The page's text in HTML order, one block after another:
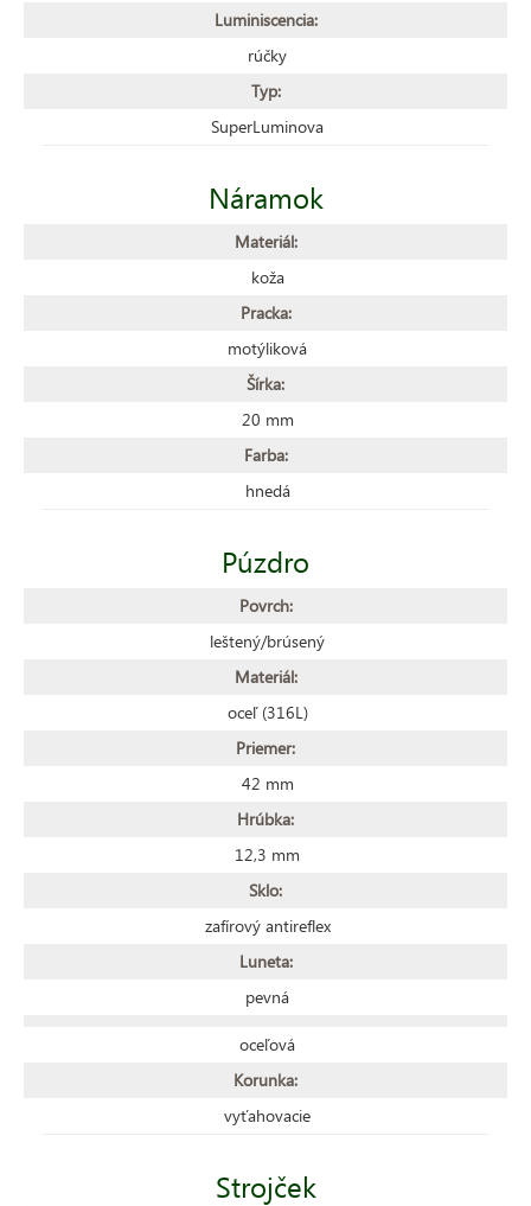
Luminiscencia:
rúčky
Typ:
SuperLuminova
Náramok
Materiál:
koža
Pracka:
motýliková
Šírka:
20 mm
Farba:
hnedá
Púzdro
Povrch:
leštený/brúsený
Materiál:
oceľ (316L)
Priemer:
42 mm
Hrúbka:
12,3 mm
Sklo:
zafírový antireflex
Luneta:
pevná
oceľová
Korunka:
vyťahovacie
Strojček